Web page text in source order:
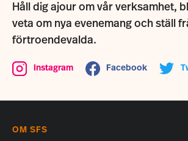
Håll dig ajour om vår verksamhet,
veta om nya evenemang och ställ
förtroendevalda.
Instagram Facebook
OM SFS